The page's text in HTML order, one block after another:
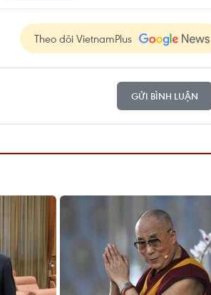
Theo dõi VietnamPlus
GỬI BÌNH LUẬN